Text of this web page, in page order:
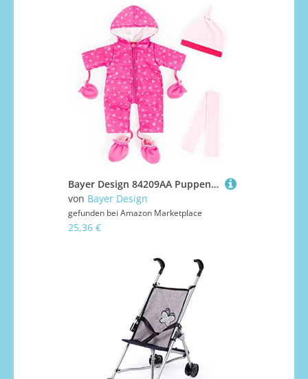
Bayer Design 84209AA Puppenkleidung, Outfit, Babypuppen Anziehsachen 38-43 cm, mehrteilig, Puppenzubehör
von Bayer Design
gefunden bei Amazon Marketplace
25,36 €